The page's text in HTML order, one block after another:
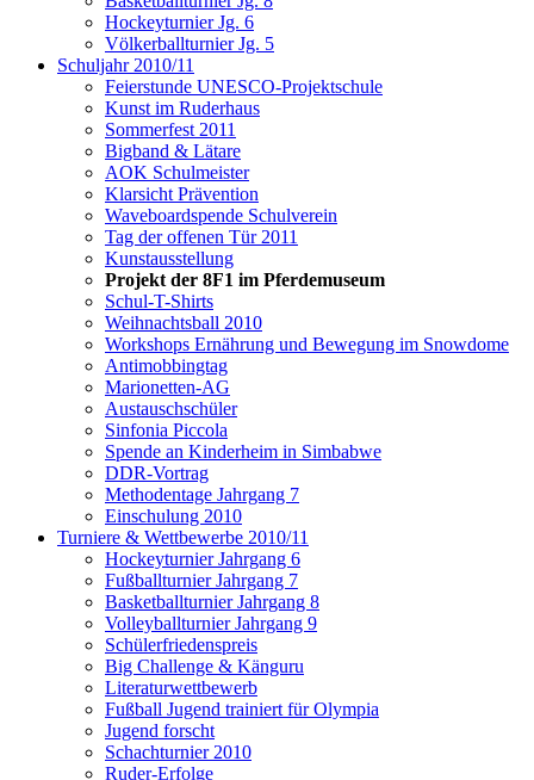
Hockeyturnier Jg. 6
Völkerballturnier Jg. 5
Schuljahr 2010/11
Feierstunde UNESCO-Projektschule
Kunst im Ruderhaus
Sommerfest 2011
Bigband & Lätare
AOK Schulmeister
Klarsicht Prävention
Waveboardspende Schulverein
Tag der offenen Tür 2011
Kunstausstellung
Projekt der 8F1 im Pferdemuseum
Schul-T-Shirts
Weihnachtsball 2010
Workshops Ernährung und Bewegung im Snowdome
Antimobbingtag
Marionetten-AG
Austauschschüler
Sinfonia Piccola
Spende an Kinderheim in Simbabwe
DDR-Vortrag
Methodentage Jahrgang 7
Einschulung 2010
Turniere & Wettbewerbe 2010/11
Hockeyturnier Jahrgang 6
Fußballturnier Jahrgang 7
Basketballturnier Jahrgang 8
Volleyballturnier Jahrgang 9
Schülerfriedenspreis
Big Challenge & Känguru
Literaturwettbewerb
Fußball Jugend trainiert für Olympia
Jugend forscht
Schachturnier 2010
Ruder-Erfolge